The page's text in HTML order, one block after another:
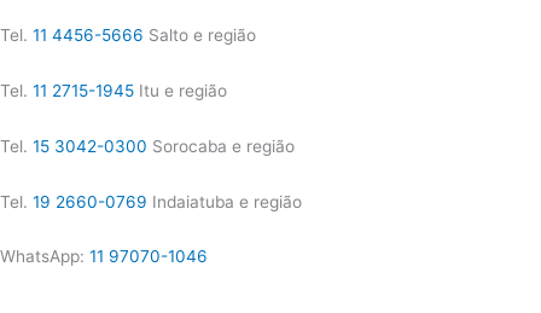
Tel. 11 4456-5666 Salto e região
Tel. 11 2715-1945 Itu e região
Tel. 15 3042-0300 Sorocaba e região
Tel. 19 2660-0769 Indaiatuba e região
WhatsApp: 11 97070-1046